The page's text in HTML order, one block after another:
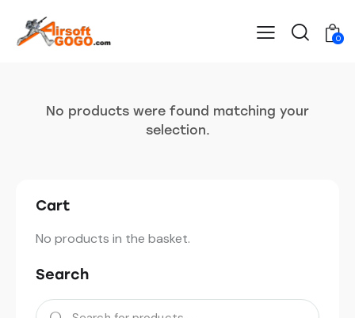
0
No products were found matching your
selection.
Cart
No products in the basket.
Search